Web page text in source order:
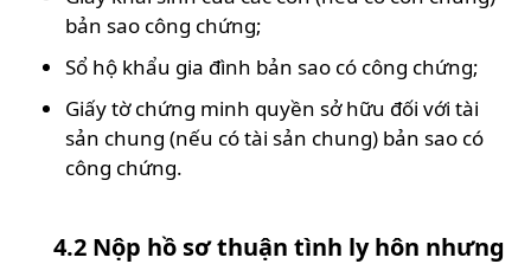
bản sao công chứng;
Sổ hộ khẩu gia đình bản sao có công chứng;
Giấy tờ chứng minh quyền sở hữu đối với tài
sản chung (nếu có tài sản chung) bản sao có
công chứng.
4.2 Nộp hồ sơ thuận tình ly hôn nhưng